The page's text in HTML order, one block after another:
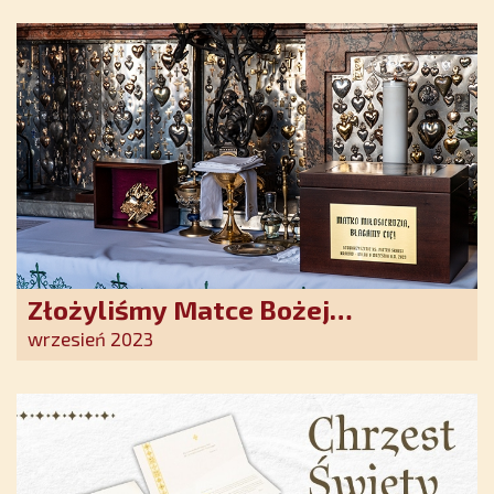
nadziei w XXI wieku
Złożyliśmy Matce Bożej
Ostrobramskiej pozłacane wotum
wrzesień 2023